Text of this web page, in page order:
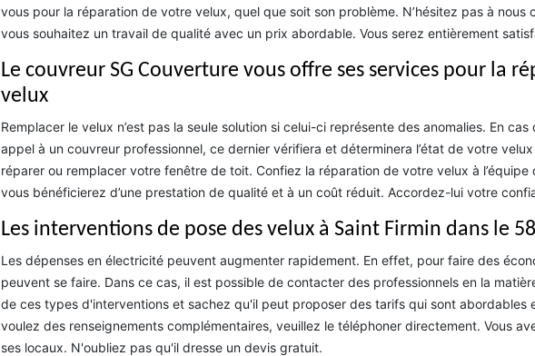
vous pour la réparation de votre velux, quel que soit son problème. N’hésitez pas à nous
vous souhaitez un travail de qualité avec un prix abordable. Vous serez entièrement
Le couvreur SG Couverture vous offre ses services pour la
velux
Remplacer le velux n’est pas la seule solution si celui-ci représente des anomalies. En
appel à un couvreur professionnel, ce dernier vérifiera et déterminera l’état de votre
réparer ou remplacer votre fenêtre de toit. Confiez la réparation de votre velux à l’équipe
vous bénéficierez d’une prestation de qualité et à un coût réduit. Accordez-lui votre
Les interventions de pose des velux à Saint Firmin dans le
Les dépenses en électricité peuvent augmenter rapidement. En effet, pour faire des
peuvent se faire. Dans ce cas, il est possible de contacter des professionnels en la
de ces types d'interventions et sachez qu'il peut proposer des tarifs qui sont abordables
voulez des renseignements complémentaires, veuillez le téléphoner directement. Vous
ses locaux. N'oubliez pas qu'il dresse un devis gratuit.